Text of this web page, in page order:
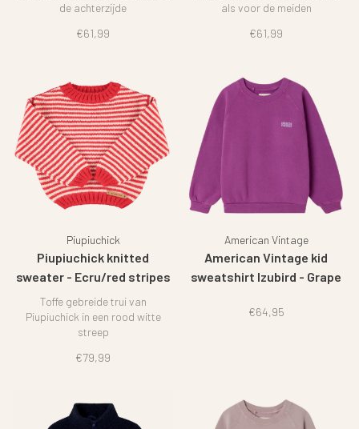
de achterzijde
€61,99
als voor de meiden
€61,99
Piupiuchick
Piupiuchick knitted
sweater - Ecru/red stripes
Toffe gebreide trui van
Piupiuchick in een rood witte
streep
€79,99
American Vintage
American Vintage kid
sweatshirt Izubird - Grape
€64,95